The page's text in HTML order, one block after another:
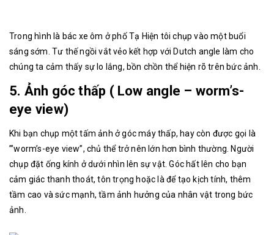
Trong hình là bác xe ôm ở phố Tạ Hiện tôi chụp vào một buổi
sáng sớm. Tư thế ngồi vắt vẻo kết hợp với Dutch angle làm cho
chúng ta cảm thấy sự lo lắng, bồn chồn thể hiện rõ trên bức ảnh.
5. Ảnh góc thấp ( Low angle – worm’s-
eye view)
Khi bạn chụp một tấm ảnh ở góc máy thấp, hay còn được gọi là
”’worm’s-eye view”, chủ thể trở nên lớn hơn bình thường. Người
chụp đặt ống kính ở dưới nhìn lên sự vật. Góc hất lên cho bạn
cảm giác thanh thoát, tôn trọng hoặc là để tạo kịch tính, thêm
tầm cao và sức mạnh, tầm ảnh hưởng của nhân vật trong bức
ảnh.